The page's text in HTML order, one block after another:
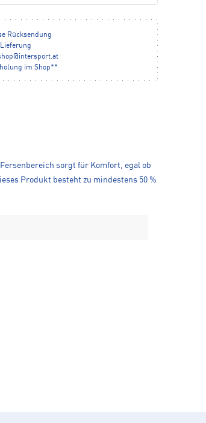
Rücksendung
@intersport.at
im Shop**
sorgt für Komfort, egal ob
Produkt besteht zu mindestens 50 %